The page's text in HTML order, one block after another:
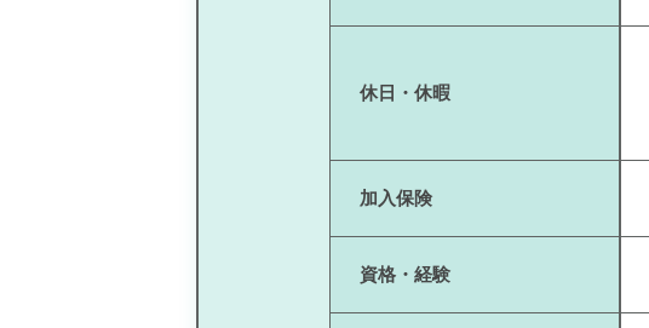
休日・休暇
加入保険
資格・経験